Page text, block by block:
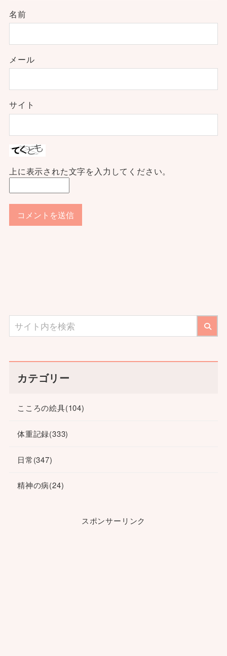
名前
メール
サイト
上に表示された文字を入力してください。
カテゴリー
こころの絵具(104)
体重記録(333)
日常(347)
精神の病(24)
スポンサーリンク